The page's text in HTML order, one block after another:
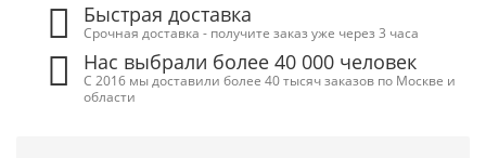
Быстрая доставка
Срочная доставка - получите заказ уже через 3 часа
Нас выбрали более 40 000 человек
С 2016 мы доставили более 40 тысяч заказов по Москве и
области